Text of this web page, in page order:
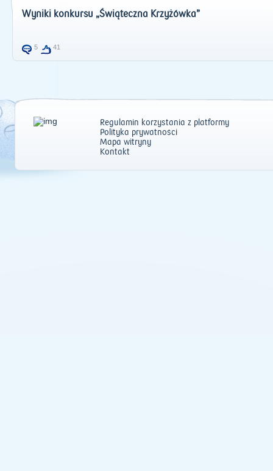
Wyniki konkursu „Świąteczna Krzyżówka”
5 41
Regulamin korzystania z platformy
Polityka prywatności
Mapa witryny
Kontakt